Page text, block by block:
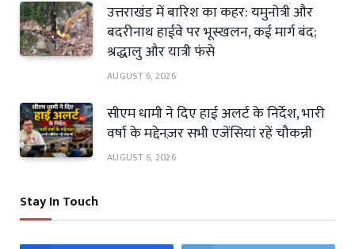
उत्तराखंड में बारिश का कहर: यमुनोत्री और
बदरीनाथ हाईवे पर भूस्खलन, कई मार्ग बंद;
श्रद्धालु और यात्री फंसे
AUGUST 6, 2026
सीएम धामी ने दिए हाई अलर्ट के निर्देश, भारी
वर्षा के मद्देनज़र सभी एजेंसियां रहें चौकन्नी
AUGUST 6, 2026
Stay In Touch